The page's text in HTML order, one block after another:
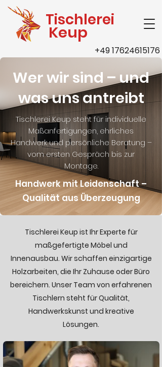
Keup
Tischlerei
+49 17624615176
Wer wir sind – und
was uns antreibt
Tischlerei Keup steht für individuelle
Maßanfertigungen, ehrliches
Handwerk und persönliche Beratung –
vom ersten Gespräch bis zur
Montage.
Handwerk mit Leidenschaft –
Qualität aus Überzeugung
Tischlerei Keup ist Ihr Experte für
maßgefertigte Möbel und
Innenausbau. Wir schaffen einzigartige
Holzarbeiten, die Ihr Zuhause oder Büro
bereichern. Unser Team von erfahrenen
Tischlern steht für Qualität,
Handwerkskunst und kreative
Lösungen.